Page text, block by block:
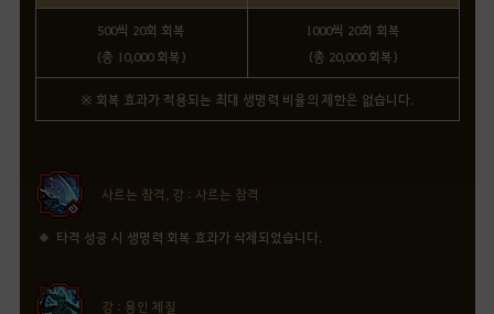
500씩 20회 회복
(총 10,000 회복)
1000씩 20회 회복
(총 20,000 회복)
※ 회복 효과가 적용되는 최대 생명력 비율의 제한은 없습니다.
사르는 참격, 강 : 사르는 참격
타격 성공 시 생명력 회복 효과가 삭제되었습니다.
강 : 용인 체질